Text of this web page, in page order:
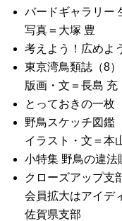
バードギャラリー
写真＝大塚 豊
考えよう！広めよ
東京湾鳥類誌（8）
版画・文＝長島 充
とっておきの一枚
野鳥スケッチ図鑑
イラスト・文＝本
小特集 野鳥の違法
クローズアップ支
会員拡大はアイデ
佐賀県支部